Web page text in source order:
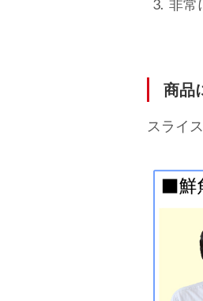
非常
商品
スライ